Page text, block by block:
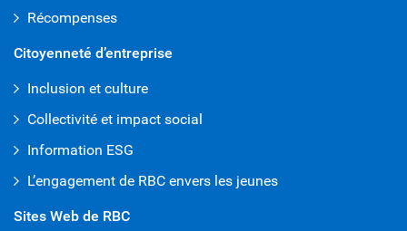
Récompenses
Citoyenneté d’entreprise
Inclusion et culture
Collectivité et impact social
Information ESG
L’engagement de RBC envers les jeunes
Sites Web de RBC